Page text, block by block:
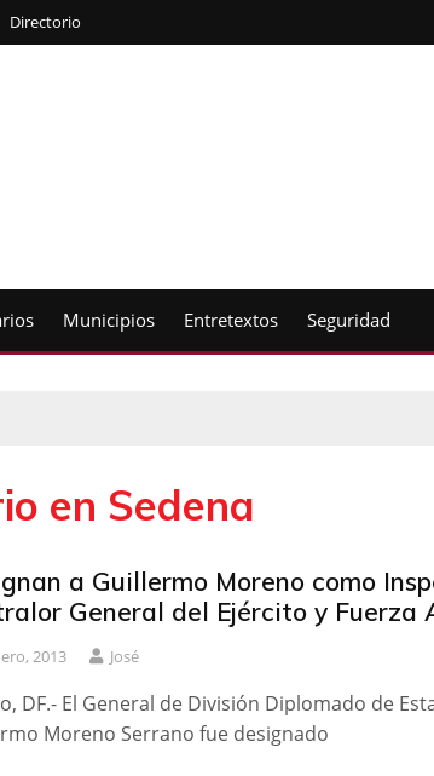
Directorio
Municipios Entretextos Seguridad
en Sedena
a Guillermo Moreno como
General del Ejército y Fuerza
2013 José
DF.- El General de División Diplomado de
Moreno Serrano fue designado